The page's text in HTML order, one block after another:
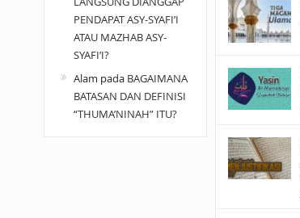
PENDAPAT ASY-SYAFI’I
ATAU MAZHAB ASY-
SYAFI’I?
Alam pada BAGAIMANA
BATASAN DAN DEFINISI
“THUMA’NINAH” ITU?